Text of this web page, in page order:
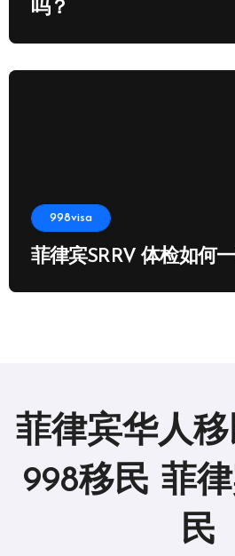
吗？
998visa
菲律宾SRRV 体检如何
菲律宾华人
998移民 菲
民